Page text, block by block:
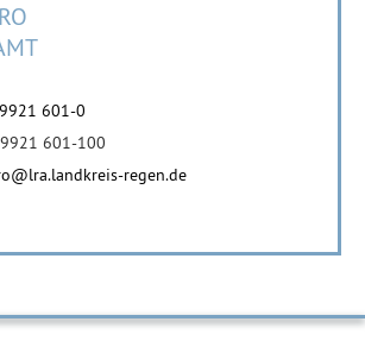
601-0
601-100
regen.de